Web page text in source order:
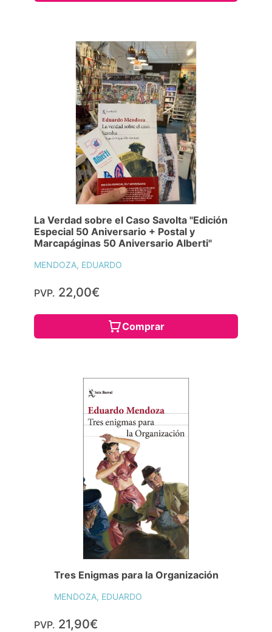
La Verdad sobre el Caso Savolta "Edición
Especial 50 Aniversario + Postal y
Marcapáginas 50 Aniversario Alberti"
MENDOZA, EDUARDO
PVP. 22,00€
Comprar
Tres Enigmas para la Organización
MENDOZA, EDUARDO
PVP. 21,90€